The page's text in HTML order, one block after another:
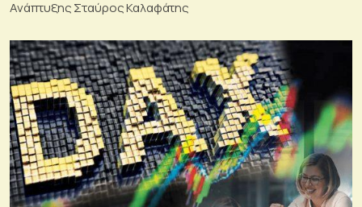
Ανάπτυξης Σταύρος Καλαφάτης